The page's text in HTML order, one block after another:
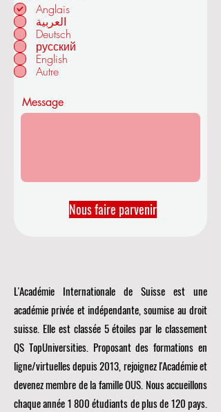
à ZÜRICH - SUISSE
L'Académie Internationale de Suisse est une
académie privée et indépendante, soumise au droit
suisse. Elle est classée 5 étoiles par le classement
QS TopUniversities. Proposant des formations en
ligne/virtuelles depuis 2013, rejoignez l'Académie et
devenez membre de la famille OUS. Nous accueillons
chaque année 1 800 étudiants de plus de 120 pays.
Anglais
العربية
Deutsch
русский
English
Autre
Message
Nous faire parvenir